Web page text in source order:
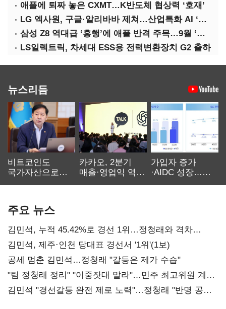
애플에 퇴짜 놓은 CXMT…K반도체 협상력 ‘호재’
LG 엑사원, 구글·알리바바 제쳐…산업특화 AI ‘속도’
삼성 Z8 역대급 ‘흥행’에 애플 반격 주목…9월 ‘폴더블 대전’
LS일렉트릭, 차세대 ESS용 전력변환장치 G2 출하
뉴스리듬
비트코인도
국가자산으로…'
카카오, 2분기
매출·영업익 역대
가입자 증가
·AIDC 성장…
주요 뉴스
김민석, 누적 45.42%로 경선 1위…정청래와 격차
0.86%p(2보)
김민석, 제주·인천 당대표 경선서 '1위'(1보)
공세 멈춘 김민석…정청래 "갈등은 제가 수습"
"팀 정청래 정리" "이중잣대 말라"…민주 최고위원 계파
다툼 격화
김민석 "경선갈등 완전 제로 노력"…정청래 "반명 공세